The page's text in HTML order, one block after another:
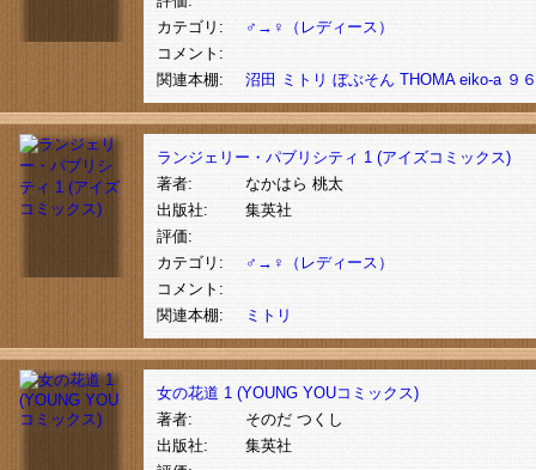
カテゴリ:
♂→♀（レディース）
コメント:
関連本棚:
沼田 ミトリ ぼぶそん THOMA eiko-a ９
ランジェリー・パブリシティ 1 (アイズコミックス)
著者:
なかはら 桃太
出版社:
集英社
評価:
カテゴリ:
♂→♀（レディース）
コメント:
関連本棚:
ミトリ
女の花道 1 (YOUNG YOUコミックス)
著者:
そのだ つくし
出版社:
集英社